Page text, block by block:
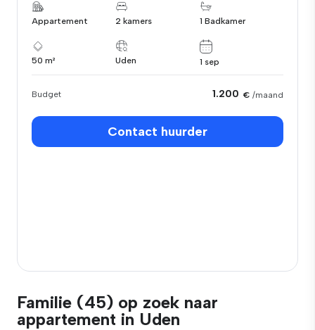
Appartement 2 kamers 1 Badkamer
50 m² Uden 1 sep
Budget 1.200 € /maand
Contact huurder
Familie (45) op zoek naar
appartement in Uden